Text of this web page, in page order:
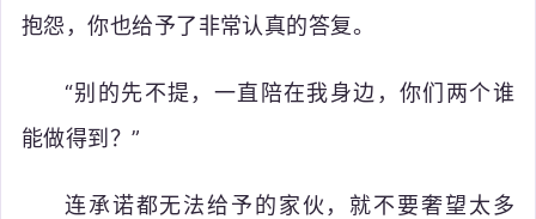
抱怨，你也给予了非常认真的答复。
“别的先不提，一直陪在我身边，你们两个谁
能做得到？”
连承诺都无法给予的家伙，就不要奢望太多